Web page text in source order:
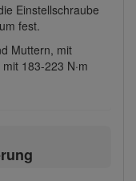
Einstellschraube
fest.
Muttern, mit
183-223 N·m